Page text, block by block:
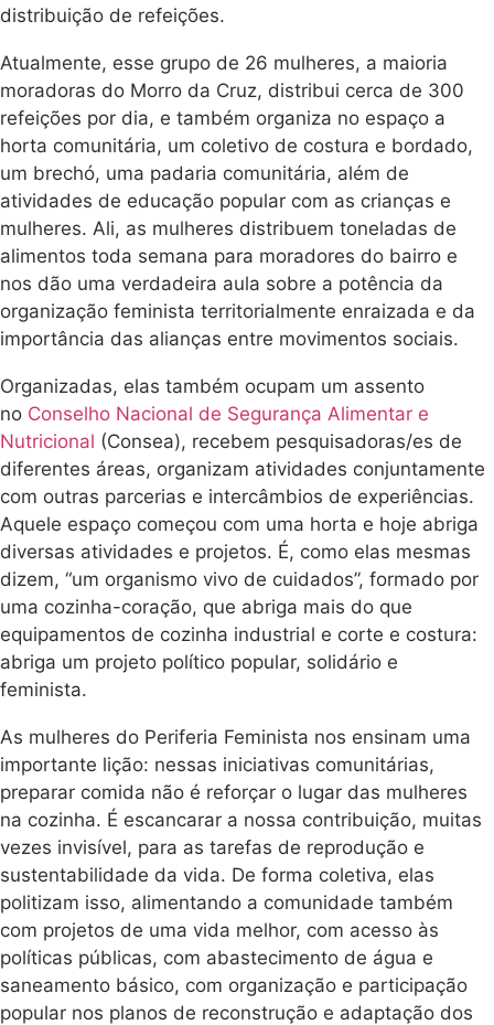
distribuição de refeições.
Atualmente, esse grupo de 26 mulheres, a maioria
moradoras do Morro da Cruz, distribui cerca de 300
refeições por dia, e também organiza no espaço a
horta comunitária, um coletivo de costura e bordado,
um brechó, uma padaria comunitária, além de
atividades de educação popular com as crianças e
mulheres. Ali, as mulheres distribuem toneladas de
alimentos toda semana para moradores do bairro e
nos dão uma verdadeira aula sobre a potência da
organização feminista territorialmente enraizada e da
importância das alianças entre movimentos sociais.
Organizadas, elas também ocupam um assento
no Conselho Nacional de Segurança Alimentar e
Nutricional (Consea), recebem pesquisadoras/es de
diferentes áreas, organizam atividades conjuntamente
com outras parcerias e intercâmbios de experiências.
Aquele espaço começou com uma horta e hoje abriga
diversas atividades e projetos. É, como elas mesmas
dizem, “um organismo vivo de cuidados”, formado por
uma cozinha-coração, que abriga mais do que
equipamentos de cozinha industrial e corte e costura:
abriga um projeto político popular, solidário e
feminista.
As mulheres do Periferia Feminista nos ensinam uma
importante lição: nessas iniciativas comunitárias,
preparar comida não é reforçar o lugar das mulheres
na cozinha. É escancarar a nossa contribuição, muitas
vezes invisível, para as tarefas de reprodução e
sustentabilidade da vida. De forma coletiva, elas
politizam isso, alimentando a comunidade também
com projetos de uma vida melhor, com acesso às
políticas públicas, com abastecimento de água e
saneamento básico, com organização e participação
popular nos planos de reconstrução e adaptação dos